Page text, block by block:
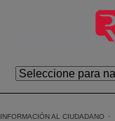
Skip to Main Content
INFORMACIÓN AL CIUDADANO